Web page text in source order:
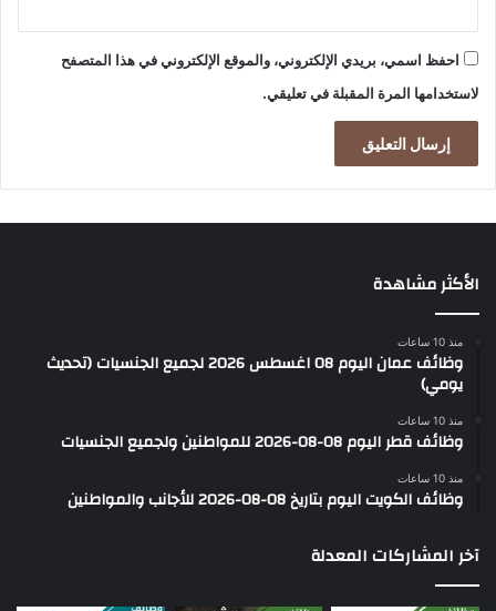
احفظ اسمي، بريدي الإلكتروني، والموقع الإلكتروني في هذا المتصفح
لاستخدامها المرة المقبلة في تعليقي.
الأكثر مشاهدة
منذ 10 ساعات
وظائف عمان اليوم 08 اغسطس 2026 لجميع الجنسيات (تحديث
يومي)
منذ 10 ساعات
وظائف قطر اليوم 08-08-2026 للمواطنين ولجميع الجنسيات
منذ 10 ساعات
وظائف الكويت اليوم بتاريخ 08-08-2026 للأجانب والمواطنين
آخر المشاركات المعدلة